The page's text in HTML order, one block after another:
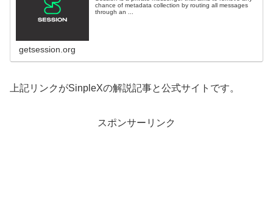
chance of metadata collection by routing all messages
through an ...
getsession.org
上記リンクがSinpleXの解説記事と公式サイトです。
スポンサーリンク